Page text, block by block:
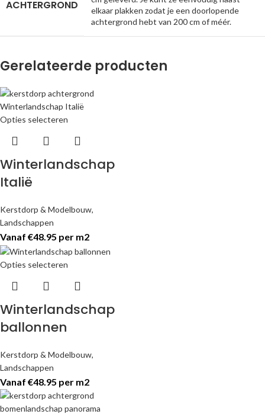
ACHTERGROND
elkaar plakken zodat je een doorlopende
achtergrond hebt van 200 cm of méér.
Gerelateerde producten
Opties selecteren
Winterlandschap
Italië
Kerstdorp & Modelbouw,
Landschappen
Vanaf €48.95 per m2
Opties selecteren
Winterlandschap
ballonnen
Kerstdorp & Modelbouw,
Landschappen
Vanaf €48.95 per m2